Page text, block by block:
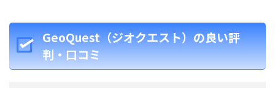
GeoQuest（ジオクエスト）の良い評
判・口コミ